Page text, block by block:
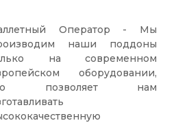
Оператор - Мы
наши поддоны
на современном
оборудовании,
позволяет нам